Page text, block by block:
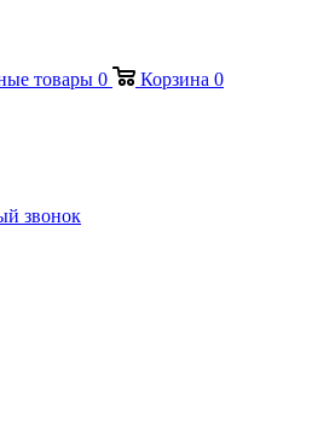
товары 0 Корзина 0
звонок